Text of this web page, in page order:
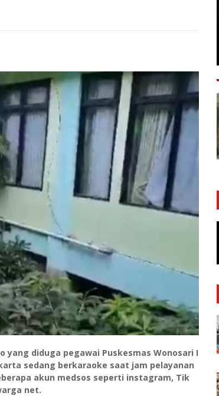
yang diduga pegawai Puskesmas Wonosari I
sedang berkaraoke saat jam pelayanan
akun medsos seperti instagram, Tik
net.